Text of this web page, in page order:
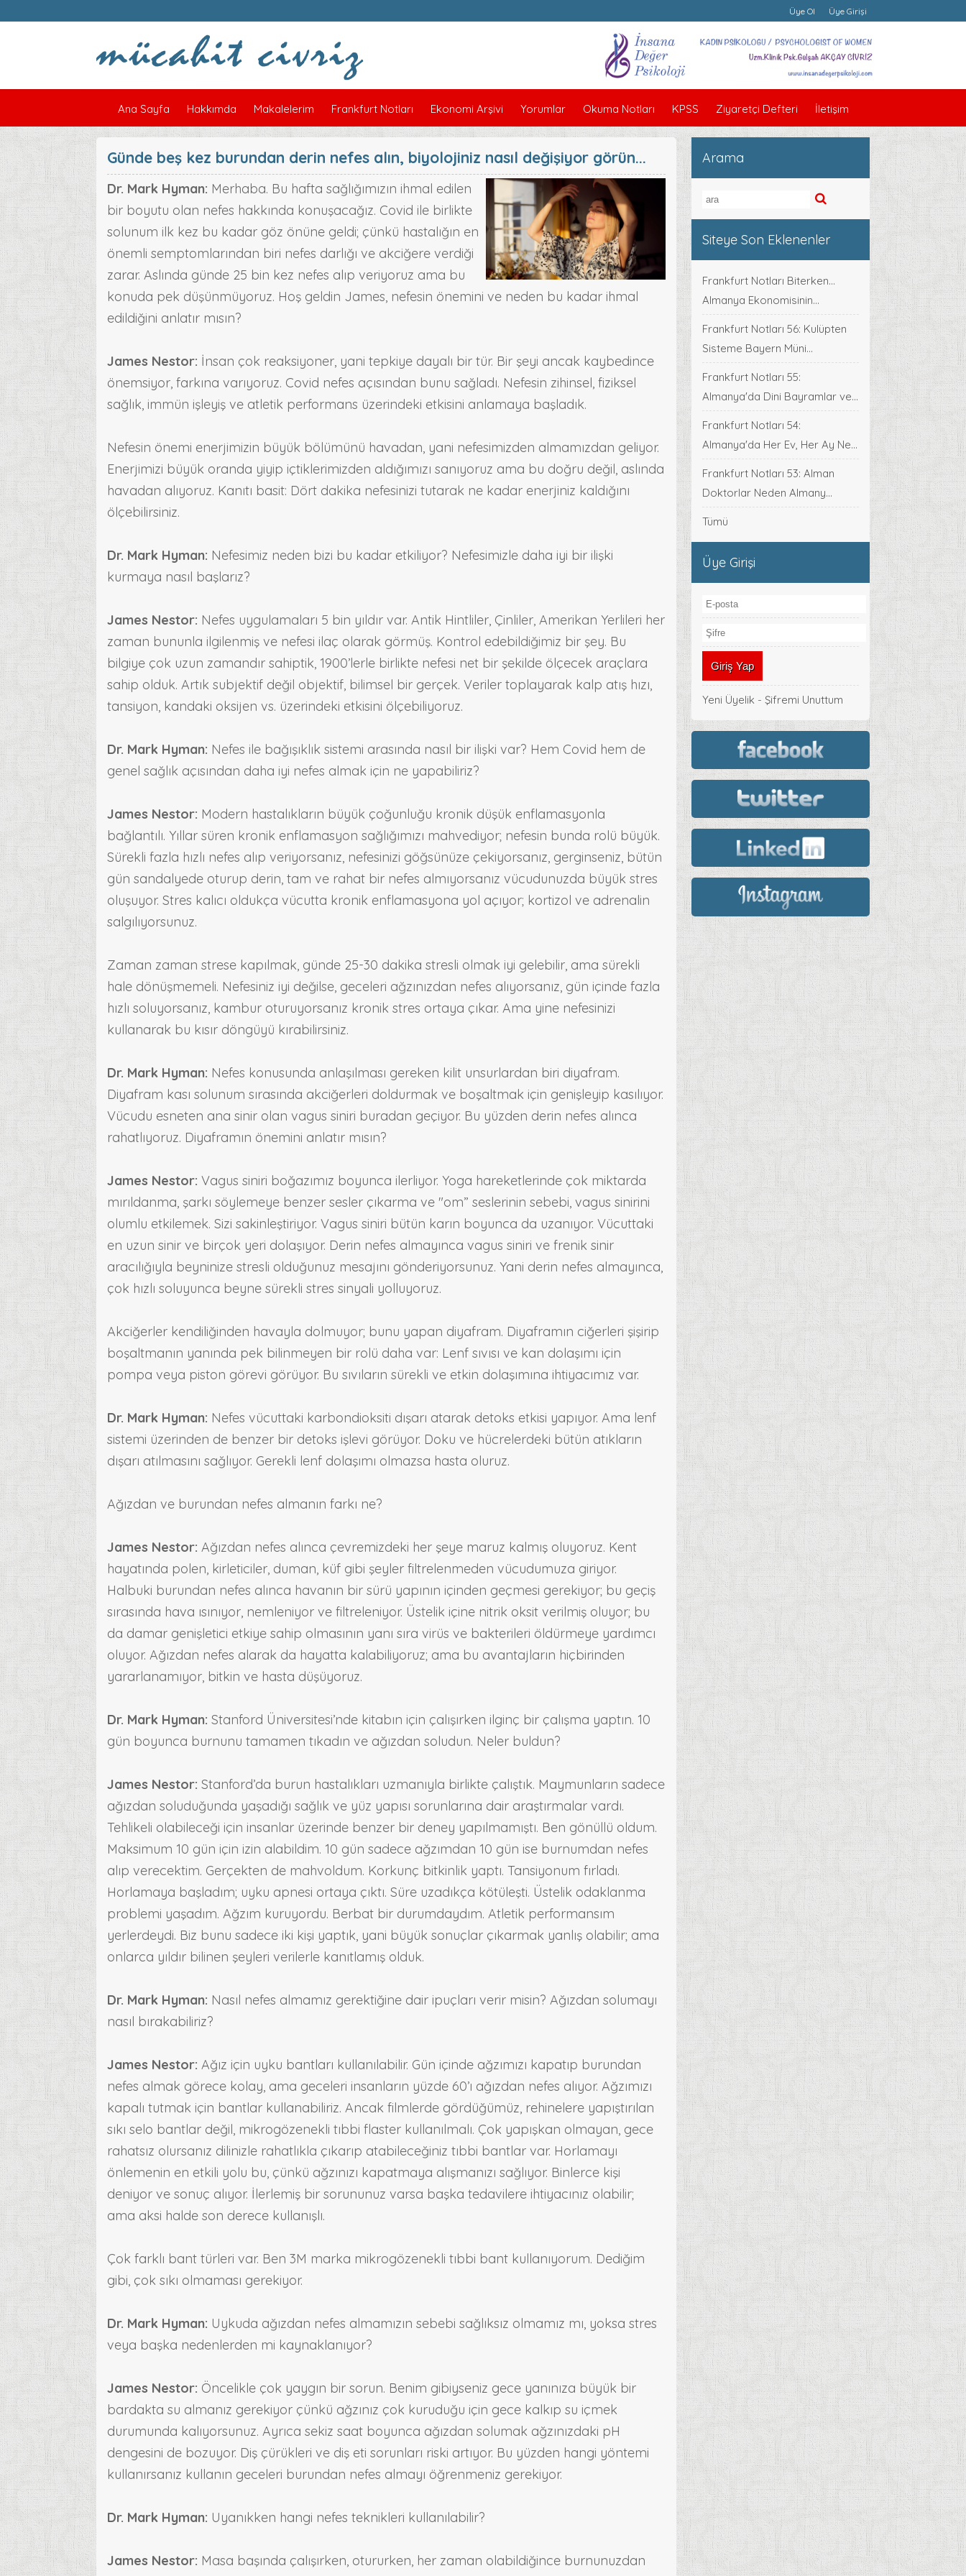
Üye Ol Üye Girişi
Ana Sayfa Hakkımda Makalelerim Frankfurt Notları Ekonomi Arşivi Yorumlar Okuma Notları KPSS Ziyaretçi Defteri İletişim
Günde beş kez burundan derin nefes alın, biyolojiniz nasıl değişiyor görün...
Dr. Mark Hyman: Merhaba. Bu hafta sağlığımızın ihmal edilen
bir boyutu olan nefes hakkında konuşacağız. Covid ile birlikte
solunum ilk kez bu kadar göz önüne geldi; çünkü hastalığın en
önemli semptomlarından biri nefes darlığı ve akciğere verdiği
zarar. Aslında günde 25 bin kez nefes alıp veriyoruz ama bu
konuda pek düşünmüyoruz. Hoş geldin James, nefesin önemini ve neden bu kadar ihmal
edildiğini anlatır mısın?
James Nestor: İnsan çok reaksiyoner, yani tepkiye dayalı bir tür. Bir şeyi ancak kaybedince
önemsiyor, farkına varıyoruz. Covid nefes açısından bunu sağladı. Nefesin zihinsel, fiziksel
sağlık, immün işleyiş ve atletik performans üzerindeki etkisini anlamaya başladık.
Nefesin önemi enerjimizin büyük bölümünü havadan, yani nefesimizden almamızdan geliyor.
Enerjimizi büyük oranda yiyip içtiklerimizden aldığımızı sanıyoruz ama bu doğru değil, aslında
havadan alıyoruz. Kanıtı basit: Dört dakika nefesinizi tutarak ne kadar enerjiniz kaldığını
ölçebilirsiniz.
Dr. Mark Hyman: Nefesimiz neden bizi bu kadar etkiliyor? Nefesimizle daha iyi bir ilişki
kurmaya nasıl başlarız?
James Nestor: Nefes uygulamaları 5 bin yıldır var. Antik Hintliler, Çinliler, Amerikan Yerlileri her
zaman bununla ilgilenmiş ve nefesi ilaç olarak görmüş. Kontrol edebildiğimiz bir şey. Bu
bilgiye çok uzun zamandır sahiptik, 1900’lerle birlikte nefesi net bir şekilde ölçecek araçlara
sahip olduk. Artık subjektif değil objektif, bilimsel bir gerçek. Veriler toplayarak kalp atış hızı,
tansiyon, kandaki oksijen vs. üzerindeki etkisini ölçebiliyoruz.
Dr. Mark Hyman: Nefes ile bağışıklık sistemi arasında nasıl bir ilişki var? Hem Covid hem de
genel sağlık açısından daha iyi nefes almak için ne yapabiliriz?
James Nestor: Modern hastalıkların büyük çoğunluğu kronik düşük enflamasyonla
bağlantılı. Yıllar süren kronik enflamasyon sağlığımızı mahvediyor; nefesin bunda rolü büyük.
Sürekli fazla hızlı nefes alıp veriyorsanız, nefesinizi göğsünüze çekiyorsanız, gerginseniz, bütün
gün sandalyede oturup derin, tam ve rahat bir nefes almıyorsanız vücudunuzda büyük stres
oluşuyor. Stres kalıcı oldukça vücutta kronik enflamasyona yol açıyor; kortizol ve adrenalin
salgılıyorsunuz.
Zaman zaman strese kapılmak, günde 25-30 dakika stresli olmak iyi gelebilir, ama sürekli
hale dönüşmemeli. Nefesiniz iyi değilse, geceleri ağzınızdan nefes alıyorsanız, gün içinde fazla
hızlı soluyorsanız, kambur oturuyorsanız kronik stres ortaya çıkar. Ama yine nefesinizi
kullanarak bu kısır döngüyü kırabilirsiniz.
Dr. Mark Hyman: Nefes konusunda anlaşılması gereken kilit unsurlardan biri diyafram.
Diyafram kası solunum sırasında akciğerleri doldurmak ve boşaltmak için genişleyip kasılıyor.
Vücudu esneten ana sinir olan vagus siniri buradan geçiyor. Bu yüzden derin nefes alınca
rahatlıyoruz. Diyaframın önemini anlatır mısın?
James Nestor: Vagus siniri boğazımız boyunca ilerliyor. Yoga hareketlerinde çok miktarda
mırıldanma, şarkı söylemeye benzer sesler çıkarma ve "om” seslerinin sebebi, vagus sinirini
olumlu etkilemek. Sizi sakinleştiriyor. Vagus siniri bütün karın boyunca da uzanıyor. Vücuttaki
en uzun sinir ve birçok yeri dolaşıyor. Derin nefes almayınca vagus siniri ve frenik sinir
aracılığıyla beyninize stresli olduğunuz mesajını gönderiyorsunuz. Yani derin nefes almayınca,
çok hızlı soluyunca beyne sürekli stres sinyali yolluyoruz.
Akciğerler kendiliğinden havayla dolmuyor; bunu yapan diyafram. Diyaframın ciğerleri şişirip
boşaltmanın yanında pek bilinmeyen bir rolü daha var: Lenf sıvısı ve kan dolaşımı için
pompa veya piston görevi görüyor. Bu sıvıların sürekli ve etkin dolaşımına ihtiyacımız var.
Dr. Mark Hyman: Nefes vücuttaki karbondioksiti dışarı atarak detoks etkisi yapıyor. Ama lenf
sistemi üzerinden de benzer bir detoks işlevi görüyor. Doku ve hücrelerdeki bütün atıkların
dışarı atılmasını sağlıyor. Gerekli lenf dolaşımı olmazsa hasta oluruz.
Ağızdan ve burundan nefes almanın farkı ne?
James Nestor: Ağızdan nefes alınca çevremizdeki her şeye maruz kalmış oluyoruz. Kent
hayatında polen, kirleticiler, duman, küf gibi şeyler filtrelenmeden vücudumuza giriyor.
Halbuki burundan nefes alınca havanın bir sürü yapının içinden geçmesi gerekiyor; bu geçiş
sırasında hava ısınıyor, nemleniyor ve filtreleniyor. Üstelik içine nitrik oksit verilmiş oluyor; bu
da damar genişletici etkiye sahip olmasının yanı sıra virüs ve bakterileri öldürmeye yardımcı
oluyor. Ağızdan nefes alarak da hayatta kalabiliyoruz; ama bu avantajların hiçbirinden
yararlanamıyor, bitkin ve hasta düşüyoruz.
Dr. Mark Hyman: Stanford Üniversitesi’nde kitabın için çalışırken ilginç bir çalışma yaptın. 10
gün boyunca burnunu tamamen tıkadın ve ağızdan soludun. Neler buldun?
James Nestor: Stanford’da burun hastalıkları uzmanıyla birlikte çalıştık. Maymunların sadece
ağızdan soluduğunda yaşadığı sağlık ve yüz yapısı sorunlarına dair araştırmalar vardı.
Tehlikeli olabileceği için insanlar üzerinde benzer bir deney yapılmamıştı. Ben gönüllü oldum.
Maksimum 10 gün için izin alabildim. 10 gün sadece ağzımdan 10 gün ise burnumdan nefes
alıp verecektim. Gerçekten de mahvoldum. Korkunç bitkinlik yaptı. Tansiyonum fırladı.
Horlamaya başladım; uyku apnesi ortaya çıktı. Süre uzadıkça kötüleşti. Üstelik odaklanma
problemi yaşadım. Ağzım kuruyordu. Berbat bir durumdaydım. Atletik performansım
yerlerdeydi. Biz bunu sadece iki kişi yaptık, yani büyük sonuçlar çıkarmak yanlış olabilir; ama
onlarca yıldır bilinen şeyleri verilerle kanıtlamış olduk.
Dr. Mark Hyman: Nasıl nefes almamız gerektiğine dair ipuçları verir misin? Ağızdan solumayı
nasıl bırakabiliriz?
James Nestor: Ağız için uyku bantları kullanılabilir. Gün içinde ağzımızı kapatıp burundan
nefes almak görece kolay, ama geceleri insanların yüzde 60’ı ağızdan nefes alıyor. Ağzımızı
kapalı tutmak için bantlar kullanabiliriz. Ancak filmlerde gördüğümüz, rehinelere yapıştırılan
sıkı selo bantlar değil, mikrogözenekli tıbbi flaster kullanılmalı. Çok yapışkan olmayan, gece
rahatsız olursanız dilinizle rahatlıkla çıkarıp atabileceğiniz tıbbi bantlar var. Horlamayı
önlemenin en etkili yolu bu, çünkü ağzınızı kapatmaya alışmanızı sağlıyor. Binlerce kişi
deniyor ve sonuç alıyor. İlerlemiş bir sorununuz varsa başka tedavilere ihtiyacınız olabilir;
ama aksi halde son derece kullanışlı.
Çok farklı bant türleri var. Ben 3M marka mikrogözenekli tıbbi bant kullanıyorum. Dediğim
gibi, çok sıkı olmaması gerekiyor.
Dr. Mark Hyman: Uykuda ağızdan nefes almamızın sebebi sağlıksız olmamız mı, yoksa stres
veya başka nedenlerden mi kaynaklanıyor?
James Nestor: Öncelikle çok yaygın bir sorun. Benim gibiyseniz gece yanınıza büyük bir
bardakta su almanız gerekiyor çünkü ağzınız çok kuruduğu için gece kalkıp su içmek
durumunda kalıyorsunuz. Ayrıca sekiz saat boyunca ağızdan solumak ağzınızdaki pH
dengesini de bozuyor. Diş çürükleri ve diş eti sorunları riski artıyor. Bu yüzden hangi yöntemi
kullanırsanız kullanın geceleri burundan nefes almayı öğrenmeniz gerekiyor.
Dr. Mark Hyman: Uyanıkken hangi nefes teknikleri kullanılabilir?
James Nestor: Masa başında çalışırken, otururken, her zaman olabildiğince burnunuzdan
Arama
Siteye Son Eklenenler
Frankfurt Notları Biterken...
Almanya Ekonomisinin...
Frankfurt Notları 56: Kulüpten
Sisteme Bayern Müni...
Frankfurt Notları 55:
Almanya'da Dini Bayramlar ve...
Frankfurt Notları 54:
Almanya'da Her Ev, Her Ay Ne...
Frankfurt Notları 53: Alman
Doktorlar Neden Almany...
Tümü
Üye Girişi
Yeni Üyelik -Şifremi Unuttum